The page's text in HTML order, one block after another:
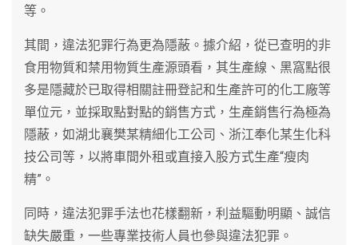
等。
其間，違法犯罪行為更為隱蔽。據介紹，從已查明的非
食用物質和禁用物質生產源頭看，其生產線、黑窩點很
多是隱藏於已取得相關註冊登記和生產許可的化工廠等
單位元，並採取點對點的銷售方式，生產銷售行為極為
隱蔽，如湖北襄樊某精細化工公司、浙江奉化某生化科
技公司等，以將車間外租或直接入股方式生產“瘦肉
精”。
同時，違法犯罪手法也花樣翻新，利益驅動明顯、誠信
缺失嚴重，一些專業技術人員也參與違法犯罪。